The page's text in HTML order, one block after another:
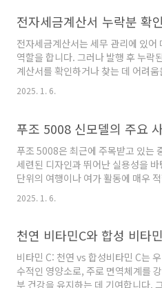
과 레몬으로 청소하기물과 레몬을 사
은 간편하면서도..
며, 이러한 문제를 해결하기 위한 방법
이저란?브이빔 레이저는 주로 혈관
를 해결하기 위해 디자인된 레이저
595nm의 특정 파장을 사용하여 혈
에 직접 작용하여 혈관을 축소하는 효
효과적으로 개선할 수 있습니다.브이
효과브이..
전자세금계산서 누락분 확
전자세금계산서는 세무 관리에 있어
역할을 합니다. 그러나 발행 후 누락
계산서를 확인하거나 찾는 데 어려
우가 많습니다. 이 글에서는 전자세금
락분 확인 방법과 이를 찾는 데 도움이
엇인가?전자세금계산서는 물품이나
래에 대해 세금 정보를 전자적으로 기
급하는 방식입니다. 각각의 전자세
유한 종번호를 부여받아 식별되며,
고 및 거래 내역 관리에 필수적입니다
자세금계산서는 종이 세금계산서의
거나 관련 정보를 조회하는 과정은
니다.1. 홈택스 로그인가장 먼저 국..
2025. 1. 6.
푸조 5008은 최근에 주목받고 있는
세련된 디자인과 뛰어난 실용성을
단위의 여행이나 여가 활동에 매우
5008의 주요 사양, 가격 정보 및 제원
년형 푸조 5008은 한층 더 매력적인
듬어졌습니다. 새로운 디자인의 프론
LED 헤드램프가 조화를 이루며, 고
낌을 자아냅니다. 후면부도 강렬하면
2025. 1. 6.
비타민 C: 천연 vs 합성비타민 C는
수적인 영양소로, 주로 면역체계를
부 건강을 유지하는 데 기여합니다.